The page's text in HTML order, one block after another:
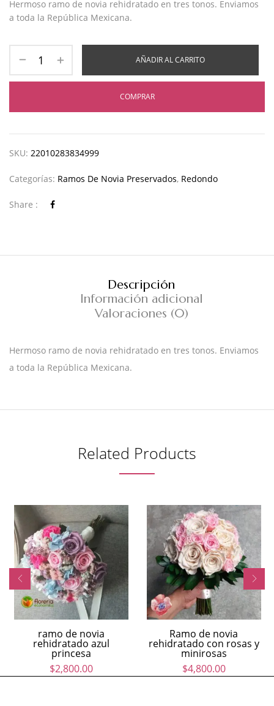
Hermoso ramo de novia rehidratado en tres tonos. Enviamos
a toda la República Mexicana.
AÑADIR AL CARRITO
COMPRAR
SKU: 22010283834999
Categorías: Ramos De Novia Preservados, Redondo
Share :
Descripción
Información adicional
Valoraciones (0)
Hermoso ramo de novia rehidratado en tres tonos. Enviamos
a toda la República Mexicana.
Related Products
ramo de novia
rehidratado azul
princesa
$2,800.00
Ramo de novia
rehidratado con rosas y
minirosas
$4,800.00